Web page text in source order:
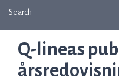
Search
Q-lineas